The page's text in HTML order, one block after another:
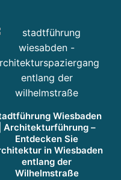
Wiesbaden
| Architekturführung –
Entdecken Sie
in Wiesbaden
entlang der
Wilhelmstraße